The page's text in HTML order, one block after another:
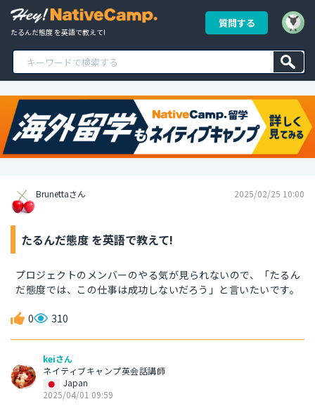
たるんだ態度 を英語で教えて!
質問する
Brunettaさん 2025/02/25 10:00
たるんだ態度 を英語で教えて!
プロジェクトのメンバーのやる気が見られないので、「たるん
だ態度では、この仕事は成功しないだろう」と言いたいです。
0 310
keiさん
ネイティブキャンプ英会話講師
Japan
2025/04/01 09:59